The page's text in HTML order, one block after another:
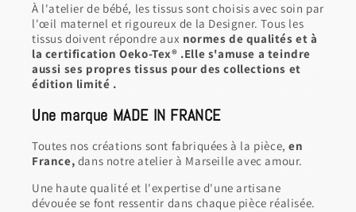
À l'atelier de bébé, les tissus sont choisis avec soin par
l'œil maternel et rigoureux de la Designer. Tous les
tissus doivent répondre aux normes de qualités et à
la certification Oeko-Tex® .Elle s'amuse a teindre
aussi ses propres tissus pour des collections et
édition limité .
Une marque MADE IN FRANCE
Toutes nos créations sont fabriquées à la pièce, en
France, dans notre atelier à Marseille avec amour.
Une haute qualité et l'expertise d'une artisane
dévouée se font ressentir dans chaque pièce réalisée.